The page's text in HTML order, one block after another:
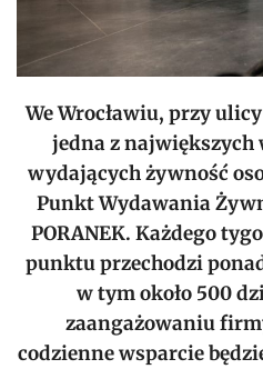
We Wrocławiu, przy
jedna z największych
wydających żywność
Punkt Wydawania
PORANEK. Każdego
punktu przechodzi
w tym około 500
zaangażowaniu
codzienne wsparcie